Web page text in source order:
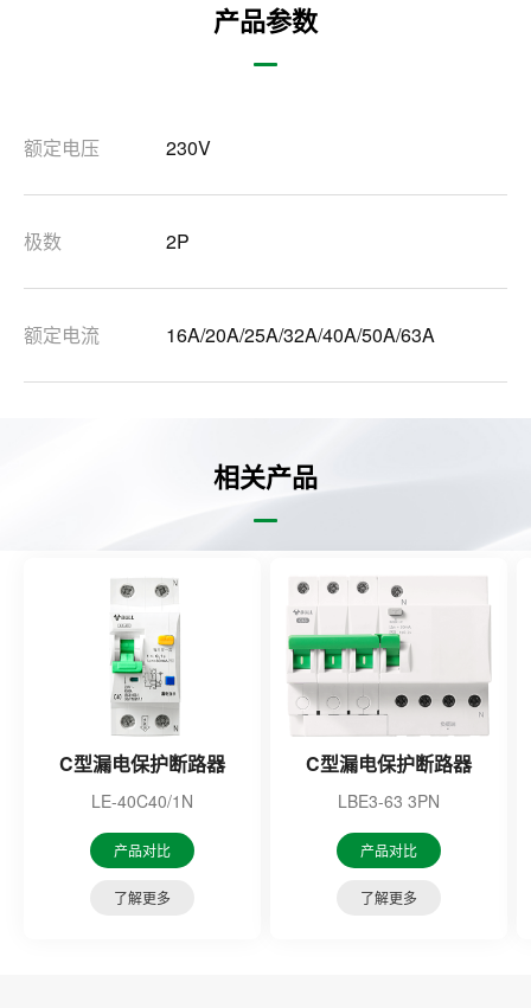
产品参数
额定电压 230V
极数 2P
额定电流 16A/20A/25A/32A/40A/50A/63A
相关产品
C型漏电保护断路器
LE-40C40/1N
产品对比
了解更多
C型漏电保护断路器
LBE3-63 3PN
产品对比
了解更多